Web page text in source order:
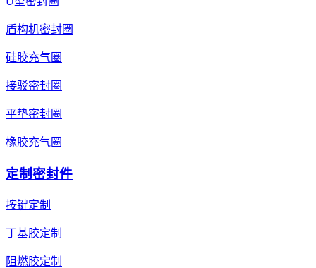
盾构机密封圈
硅胶充气圈
接驳密封圈
平垫密封圈
橡胶充气圈
定制密封件
按键定制
丁基胶定制
阻燃胶定制